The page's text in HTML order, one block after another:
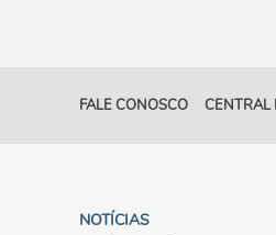
FALE CONOSCO CENTRAL
NOTÍCIAS